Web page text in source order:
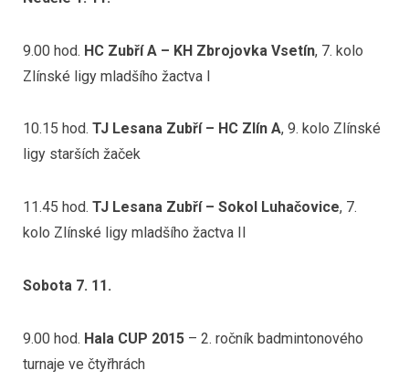
9.00 hod. HC Zubří A – KH Zbrojovka Vsetín, 7. kolo
Zlínské ligy mladšího žactva I
10.15 hod. TJ Lesana Zubří – HC Zlín A, 9. kolo Zlínské
ligy starších žaček
11.45 hod. TJ Lesana Zubří – Sokol Luhačovice, 7.
kolo Zlínské ligy mladšího žactva II
Sobota 7. 11.
9.00 hod. Hala CUP 2015 – 2. ročník badmintonového
turnaje ve čtyřhrách